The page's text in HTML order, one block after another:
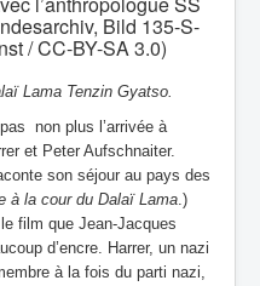
Bild 135-S-
/ CC-BY-SA 3.0)
Lama Tenzin Gyatso.
non plus l’arrivée à
et Peter Aufschnaiter.
son séjour au pays des
à la cour du Dalaï Lama.)
film que Jean-Jacques
d’encre. Harrer, un nazi
à la fois du parti nazi,